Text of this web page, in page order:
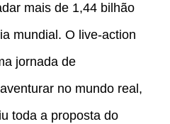
mais de 1,44 bilhão
mundial. O live-action
jornada de
no mundo real,
toda a proposta do